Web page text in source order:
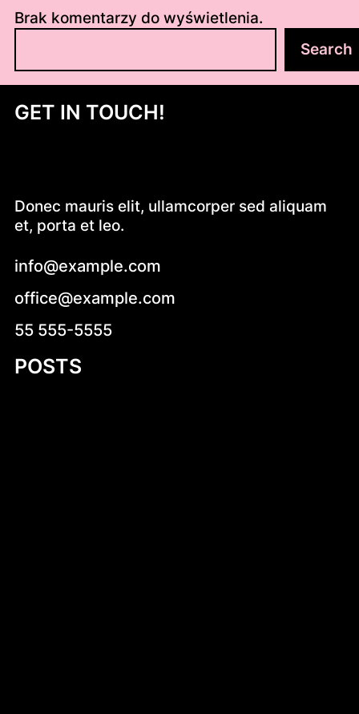
Brak komentarzy do wyświetlenia.
u
a
Search
GET IN TOUCH!
Donec mauris elit, ullamcorper sed aliquam
et, porta et leo.
info@example.com
office@example.com
55 555-5555
POSTS